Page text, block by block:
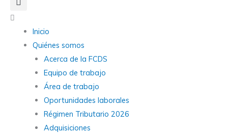
Main
Menu
Inicio
Quiénes somos
Acerca de la FCDS
Equipo de trabajo
Área de trabajo
Oportunidades laborales
Régimen Tributario 2026
Adquisiciones